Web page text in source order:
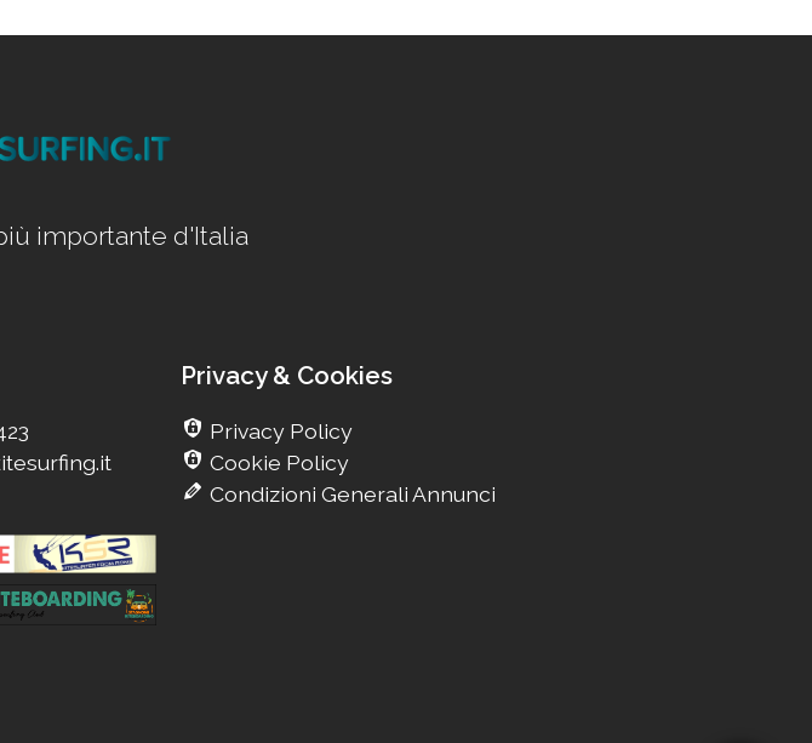
importante d'Italia
Privacy & Cookies
Privacy Policy
Cookie Policy
Condizioni Generali Annunci